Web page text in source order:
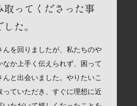
取ってくださった事
た。
んを回りましたが、私たちのや
なか上手く伝えられず、困って
んと出会いました。やりたいこ
っていただき、すぐに理想に近